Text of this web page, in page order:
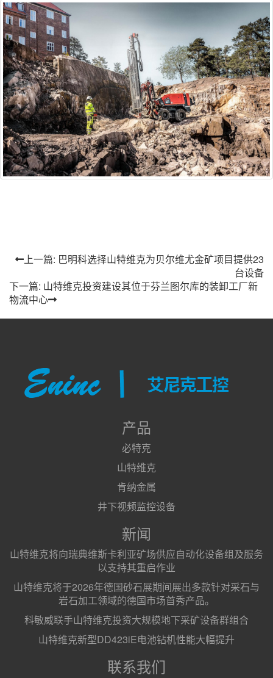
上一篇: 巴明科选择山特维克为贝尔维尤金矿项目提供23
台设备
下一篇: 山特维克投资建设其位于芬兰图尔库的装卸工厂新
物流中心
产品
必特克
山特维克
肯纳金属
井下视频监控设备
新闻
山特维克将向瑞典维斯卡利亚矿场供应自动化设备组及服务
以支持其重启作业
山特维克将于2026年德国砂石展期间展出多款针对采石与
岩石加工领域的德国市场首秀产品。
科敏威联手山特维克投资大规模地下采矿设备群组合
山特维克新型DD423iE电池钻机性能大幅提升
联系我们